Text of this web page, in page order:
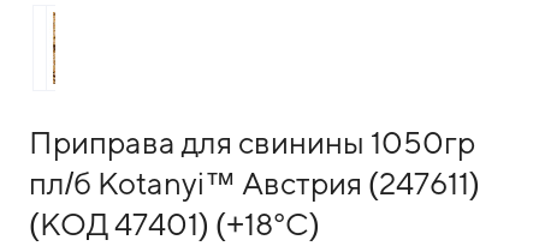
Приправа для свинины 1050гр
пл/б Kotanyi™ Австрия (247611)
(КОД 47401) (+18°С)